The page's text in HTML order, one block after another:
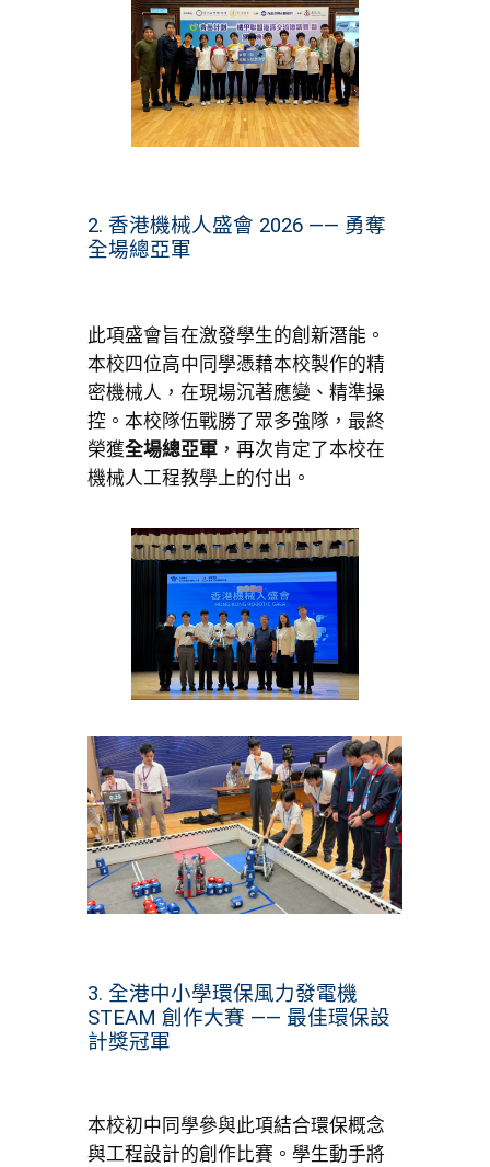
2. 香港機械人盛會 2026 —— 勇奪
全場總亞軍
此項盛會旨在激發學生的創新潛能。
本校四位高中同學憑藉本校製作的精
密機械人，在現場沉著應變、精準操
控。本校隊伍戰勝了眾多強隊，最終
榮獲全場總亞軍，再次肯定了本校在
機械人工程教學上的付出。
3. 全港中小學環保風力發電機
STEAM 創作大賽 —— 最佳環保設
計獎冠軍
本校初中同學參與此項結合環保概念
與工程設計的創作比賽。學生動手將